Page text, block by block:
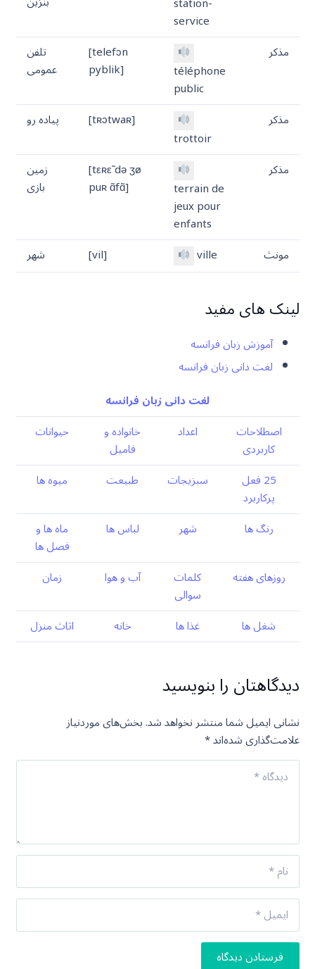
service
مذکر
téléphone
public
[telefɔn
pyblik]
تلفن
عمومی
مذکر
trottoir
[tʀɔtwaʀ] پیاده رو
مذکر
terrain de
jeux pour
enfants
[tεʀε̃ də ʒø
puʀ ɑ̃fɑ̃]
زمین
بازی
مونث ville
[vil] شهر
لینک های مفید
آموزش زبان فرانسه
لغت دانی زبان فرانسه
لغت دانی زبان فرانسه
اصطلاحات
کاربردی
اعداد خانواده و
فامیل
حیوانات
25 فعل
پرکاربرد
سبزیجات طبیعت میوه ها
رنگ ها شهر لباس ها ماه ها و
فصل ها
روزهای هفته
کلمات
سوالی
آب و هوا زمان
شغل ها غذا ها خانه اثاث منزل
دیدگاهتان را بنویسید
نشانی ایمیل شما منتشر نخواهد شد.بخش‌های موردنیاز
علامت‌گذاری شده‌اند*
فرستادن دیدگاه